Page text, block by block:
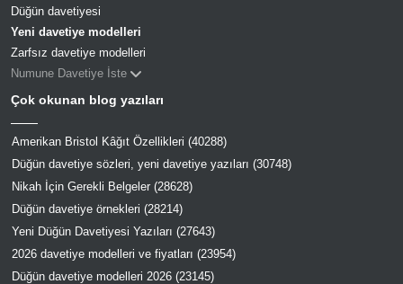
Düğün davetiyesi
Yeni davetiye modelleri
Zarfsız davetiye modelleri
Numune Davetiye İste
Çok okunan blog yazıları
Amerikan Bristol Kâğıt Özellikleri (40288)
Düğün davetiye sözleri, yeni davetiye yazıları (30748)
Nikah İçin Gerekli Belgeler (28628)
Düğün davetiye örnekleri (28214)
Yeni Düğün Davetiyesi Yazıları (27643)
2026 davetiye modelleri ve fiyatları (23954)
Düğün davetiye modelleri 2026 (23145)